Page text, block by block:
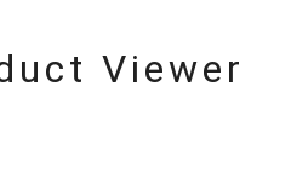
Viewer